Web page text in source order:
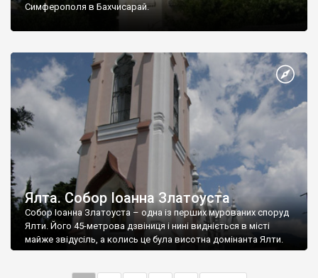
Симферополя в Бахчисарай.
Ялта. Собор Іоанна Златоуста
Собор Іоанна Златоуста – одна із перших мурованих споруд
Ялти. Його 45-метрова дзвіниця і нині видніється в місті
майже звідусіль, а колись це була висотна домінанта Ялти.